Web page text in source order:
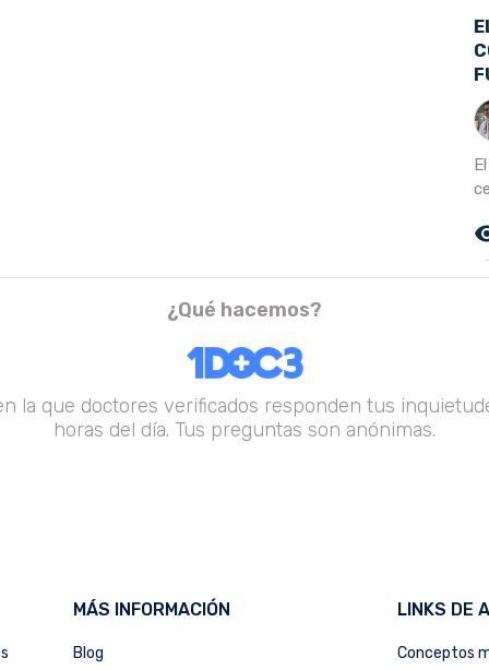
¿Qué hacemos?
la que doctores verificados responden tus
horas del día. Tus preguntas son anónimas.
MÁS INFORMACIÓN
Blog
LINKS DE
Conceptos